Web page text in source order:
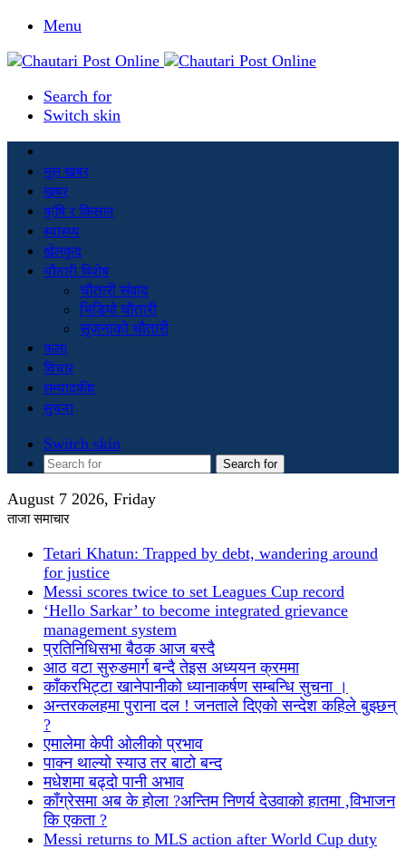
Menu
Search for
Switch skin
मूल खबर
खबर
कृषि र किसान
स्वास्थ्य
खेलकुद
चौतारी विशेष
चौतारी संवाद
भिडियो चौतारी
सृजनाको चौतारी
कला
विचार
सम्पादकीय
सुचना
Switch skin
Search for
August 7 2026, Friday
ताजा समाचार
Tetari Khatun: Trapped by debt, wandering around
for justice
Messi scores twice to set Leagues Cup record
‘Hello Sarkar’ to become integrated grievance
management system
प्रतिनिधिसभा बैठक आज बस्दै
आठ वटा सुरुङमार्ग बन्दै तेइस अध्ययन क्रममा
काँकरभिट्टा खानेपानीको ध्यानाकर्षण सम्बन्धि सुचना ।
अन्तरकलहमा पुराना दल ! जनताले दिएको सन्देश कहिले बुझ्छन्
?
एमालेमा केपी ओलीको प्रभाव
पाक्न थाल्यो स्याउ तर बाटो बन्द
मधेशमा बढ्दो पानी अभाव
काँग्रेसमा अब के होला ?अन्तिम निणर्य देउवाको हातमा ,विभाजन
कि एकता ?
Messi returns to MLS action after World Cup duty